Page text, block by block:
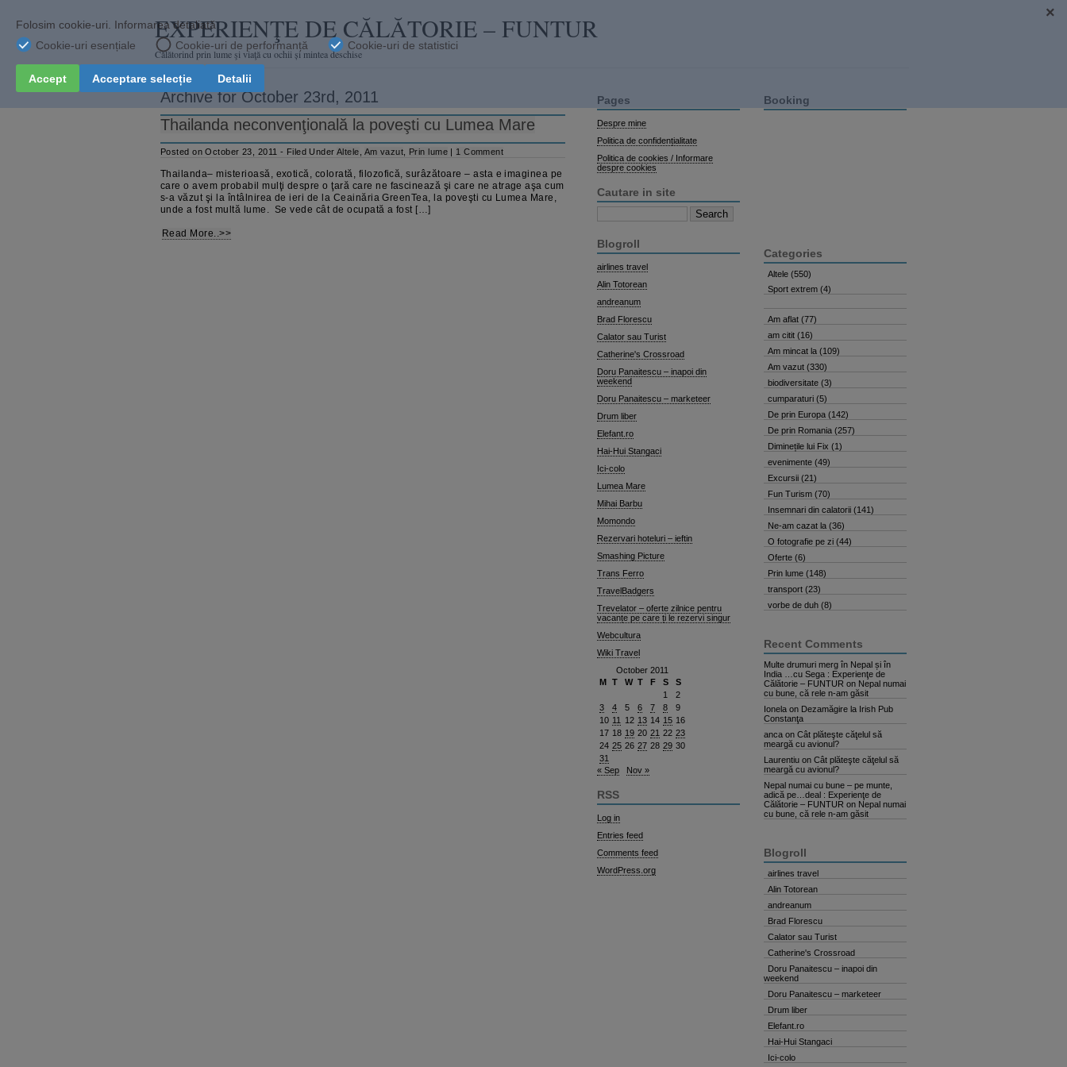
EXPERIENŢE DE CĂLĂTORIE – FUNTUR
Călătorind prin lume şi viaţă cu ochii și mintea deschise
Archive for October 23rd, 2011
Thailanda neconvenţională la poveşti cu Lumea Mare
Posted on October 23, 2011 - Filed UnderAltele Am vazut Prin lume| 1 Comment
Thailanda– misterioasă, exotică, colorată, filozofică, surâzătoare – asta e imaginea pe
care o avem probabil mulţi despre o ţară care ne fascinează şi care ne atrage aşa cum
s-a văzut şi la întâlnirea de ieri de la Ceainăria GreenTea, la poveşti cu Lumea Mare,
unde a fost multă lume. Se vede cât de ocupată a fost […]
Read More..>>
Pages
Despre mine
Politica de confidențialitate
Politica de cookies / Informare
despre cookies
Cautare in site
Search
for:
Blogroll
airlines travel
Alin Totorean
andreanum
Brad Florescu
Calator sau Turist
Catherine's Crossroad
Doru Panaitescu – inapoi din
weekend
Doru Panaitescu – marketeer
Drum liber
Elefant.ro
Hai-Hui Stangaci
Ici-colo
Lumea Mare
Mihai Barbu
Momondo
Rezervari hoteluri – ieftin
Smashing Picture
Trans Ferro
TravelBadgers
Trevelator – oferte zilnice pentru
vacanțe pe care ți le rezervi singur
Webcultura
Wiki Travel
October 2011
M T W T F S
S
1
2
3
4 5 6 7 8
9
10 11 12 13 14 15 16
17 18 19 20 21 22 23
24 25 26 27 28 29 30
31
« Sep
Nov »
RSS
Log in
Entries feed
Comments feed
WordPress.org
Booking
Categories
Altele (550)
Sport extrem (4)
Am aflat (77)
am citit (16)
Am mincat la (109)
Am vazut (330)
biodiversitate (3)
cumparaturi (5)
De prin Europa (142)
De prin Romania (257)
Diminețile lui Fix (1)
evenimente (49)
Excursii (21)
Fun Turism (70)
Insemnari din calatorii (141)
Ne-am cazat la (36)
O fotografie pe zi (44)
Oferte (6)
Prin lume (148)
transport (23)
vorbe de duh (8)
Recent Comments
Multe drumuri merg în Nepal și în
India …cu Sega : Experienţe de
Călătorie – FUNTUR on Nepal numai
cu bune, că rele n-am găsit
Ionela on Dezamăgire la Irish Pub
Constanţa
anca on Cât plăteşte căţelul să
meargă cu avionul?
Laurentiu on Cât plăteşte căţelul să
meargă cu avionul?
Nepal numai cu bune – pe munte,
adică pe…deal : Experienţe de
Călătorie – FUNTUR on Nepal numai
cu bune, că rele n-am găsit
Blogroll
airlines travel
Alin Totorean
andreanum
Brad Florescu
Calator sau Turist
Catherine's Crossroad
Doru Panaitescu – inapoi din
weekend
Doru Panaitescu – marketeer
Drum liber
Elefant.ro
Hai-Hui Stangaci
Ici-colo